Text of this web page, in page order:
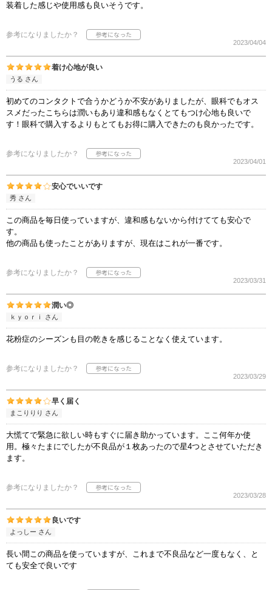
装着した感じや使用感も良いそうです。
参考になりましたか？
2023/04/04
着け心地が良い
うる さん
初めてのコンタクトで合うかどうか不安がありましたが、眼科でもオス
スメだったこちらは潤いもあり違和感もなくとてもつけ心地も良いで
す！眼科で購入するよりもとてもお得に購入できたのも良かったです。
参考になりましたか？
2023/04/01
安心でいいです
秀 さん
この商品を毎日使っていますが、違和感もないから付けてても安心で
す。
他の商品も使ったことがありますが、現在はこれが一番です。
参考になりましたか？
2023/03/31
潤い◎
ｋｙｏｒｉ さん
花粉症のシーズンも目の乾きを感じることなく使えています。
参考になりましたか？
2023/03/29
早く届く
まこりりり さん
大慌てで緊急に欲しい時もすぐに届き助かっています。ここ何年か使
用。極々たまにでしたが不良品が１枚あったので星4つとさせていただき
ます。
参考になりましたか？
2023/03/28
良いです
よっしー さん
長い間この商品を使っていますが、これまで不良品など一度もなく、と
ても安全で良いです